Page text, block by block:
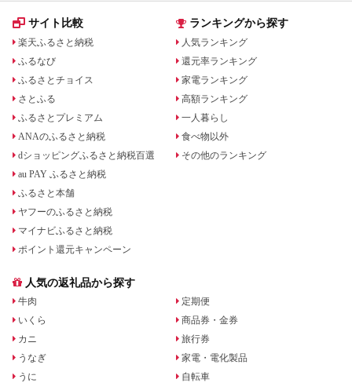
サイト比較
楽天ふるさと納税
ふるなび
ふるさとチョイス
さとふる
ふるさとプレミアム
ANAのふるさと納税
dショッピングふるさと納税百選
au PAY ふるさと納税
ふるさと本舗
ヤフーのふるさと納税
マイナビふるさと納税
ポイント還元キャンペーン
ランキングから探す
人気ランキング
還元率ランキング
家電ランキング
高額ランキング
一人暮らし
食べ物以外
その他のランキング
人気の返礼品から探す
牛肉
いくら
カニ
うなぎ
うに
定期便
商品券・金券
旅行券
家電・電化製品
自転車